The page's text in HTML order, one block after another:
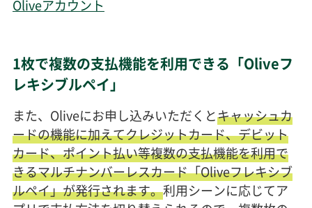
Oliveアカウント
1枚で複数の支払機能を利用できる「Oliveフ
レキシブルペイ」
また、Oliveにお申し込みいただくとキャッシュカ
ードの機能に加えてクレジットカード、デビット
カード、ポイント払い等複数の支払機能を利用で
きるマルチナンバーレスカード「Oliveフレキシブ
ルペイ」が発行されます。利用シーンに応じてア